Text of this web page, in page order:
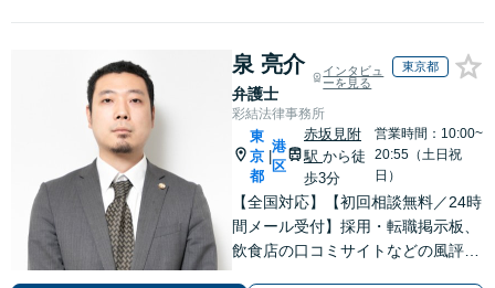
泉 亮介
弁護士
インタビュ
ーを見る
東京都
彩結法律事務所
東
京
都
港
区
赤坂見附
駅 から徒
歩3分
営業時間：10:00~
20:55（土日祝
日）
【全国対応】【初回相談無料／24時
間メール受付】採用・転職掲示板、
飲食店の口コミサイトなどの風評被